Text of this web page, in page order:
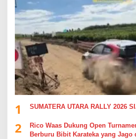
1 SUMATERA UTARA RALLY 2026
2
Rico Waas Dukung Open
Berburu Bibit Karateka yang Jago